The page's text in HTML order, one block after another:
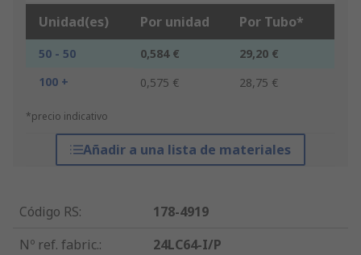
Unidad(es) Por unidad Por Tubo*
50 - 50 0,584 €
29,20 €
100 +
0,575 € 28,75 €
*precio indicativo
Añadir a una lista de materiales
Código RS:
178-4919
Nº ref. fabric.:
24LC64-I/P